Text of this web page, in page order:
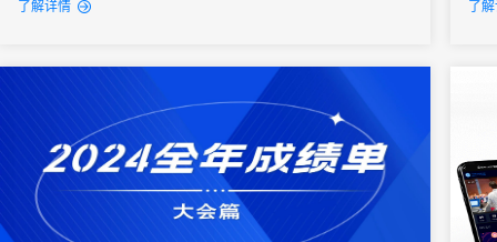
术支撑为博览会的顺利举办提供了坚实有力的保障，推动会务运营
产业大会
经销商大会
了解详情
功
了